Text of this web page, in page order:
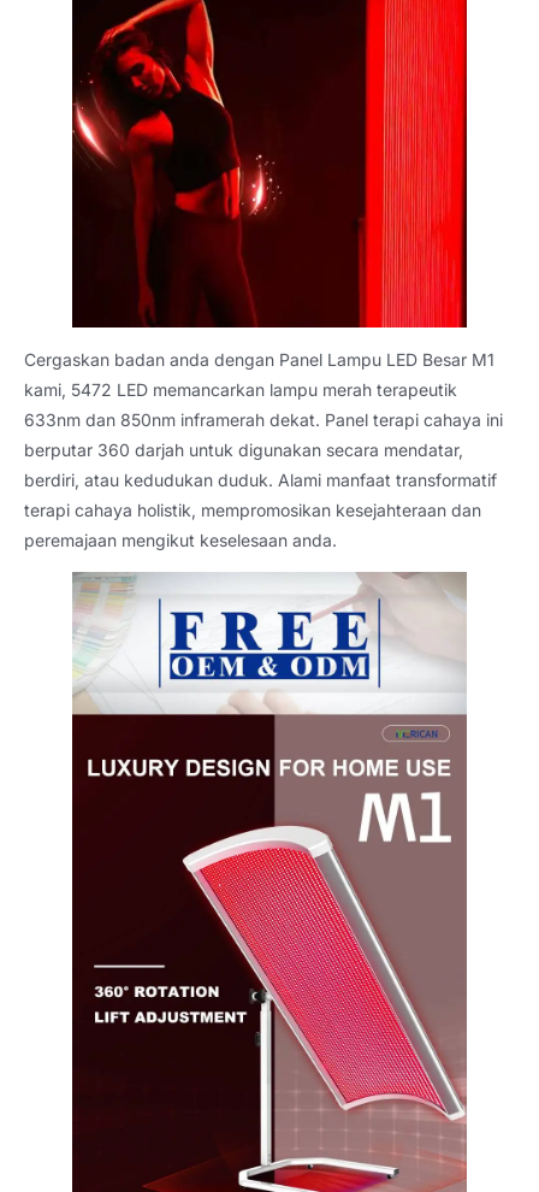
Cergaskan badan anda dengan Panel Lampu LED Besar M1
kami, 5472 LED memancarkan lampu merah terapeutik
633nm dan 850nm inframerah dekat. Panel terapi cahaya ini
berputar 360 darjah untuk digunakan secara mendatar,
berdiri, atau kedudukan duduk. Alami manfaat transformatif
terapi cahaya holistik, mempromosikan kesejahteraan dan
peremajaan mengikut keselesaan anda.